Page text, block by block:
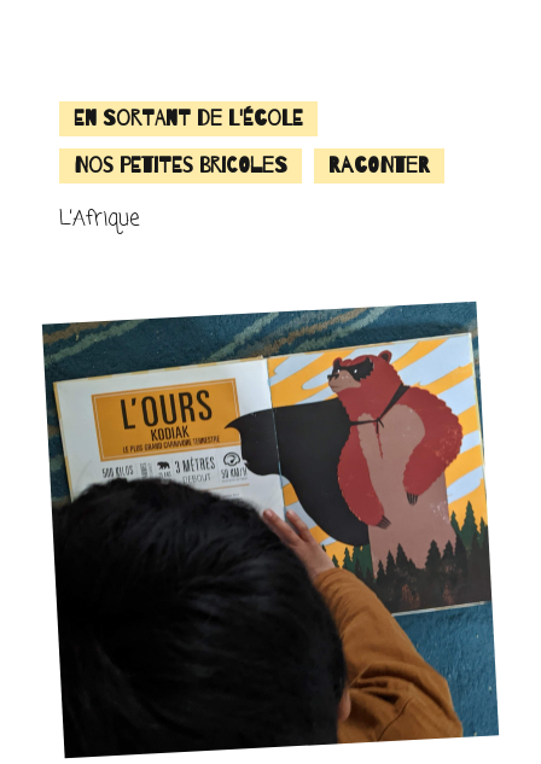
En sortant de l'école
Nos petites bricoles
Raconter
L’Afrique